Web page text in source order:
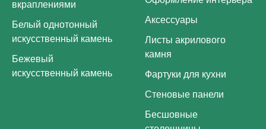
вкраплениями
Белый однотонный
искусственный камень
Бежевый
искусственный камень
Аксессуары
Листы акрилового
камня
Фартуки для кухни
Стеновые панели
Бесшовные